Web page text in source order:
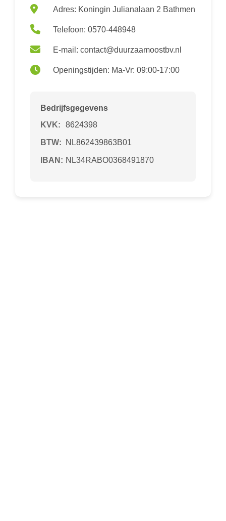
Adres: Koningin Julianalaan 2 Bathmen
Telefoon: 0570-448948
E-mail: contact@duurzaamoostbv.nl
Openingstijden: Ma-Vr: 09:00-17:00
Bedrijfsgegevens
KVK:
8624398
BTW: NL862439863B01
IBAN: NL34RABO0368491870